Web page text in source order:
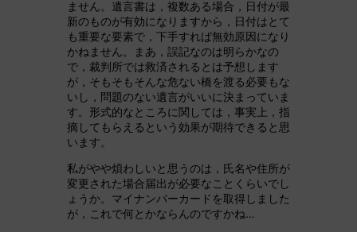
ません。遺言書は，複数ある場合，日付が最
新のものが有効になりますから，日付はとて
も重要な要素で，下手すれば無効原因になり
かねません。まあ，誤記なのは明らかなの
で，裁判所では救済されるとは予想します
が，そもそもそんな危ない橋を渡る必要もな
いし，問題のない遺言がいいに決まっていま
す。形式的なところに関しては，事実上，指
摘してもらえるという効果が期待できると思
います。
私がやや煩わしいと思うのは，氏名や住所が
変更された場合届出が必要なことくらいでし
ょうか。マイナンバーカードを取得しました
が，これで何とかならんのですかね…